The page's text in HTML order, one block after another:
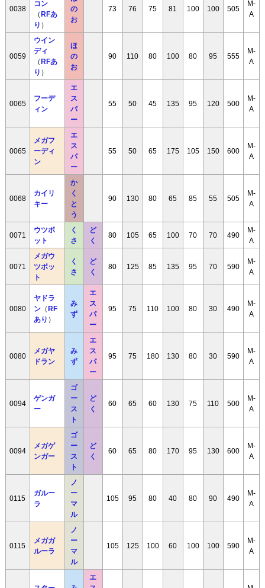
0038
コン
（ RFあ
り ）
の
お
73 76 75 81 100 100 505
M-
A
0059
ウイン
ディ
（ RFあ
り ）
ほ
の
お
90 110 80 100 80 95 555
M-
A
0065
フーデ
ィン
エ
ス
パ
ー
55 50 45 135 95 120 500
M-
A
0065
メガフ
ーディ
ン
エ
ス
パ
ー
55 50 65 175 105 150 600
M-
A
0068
カイリ
キー
か
く
と
う
90 130 80 65 85 55 505
M-
A
0071
ウツボ
ット
く
さ
ど
く
80 105 65 100 70 70 490
M-
A
0071
メガウ
ツボッ
ト
く
さ
ど
く
80 125 85 135 95 70 590
M-
A
0080
ヤドラ
ン（ RF
あり ）
み
ず
エ
ス
パ
ー
95 75 110 100 80 30 490
M-
A
0080
メガヤ
ドラン
み
ず
エ
ス
パ
ー
95 75 180 130 80 30 590
M-
A
0094
ゲンガ
ー
ゴ
ー
ス
ト
ど
く
60 65 60 130 75 110 500
M-
A
0094
メガゲ
ンガー
ゴ
ー
ス
ト
ど
く
60 65 80 170 95 130 600
M-
A
0115
ガルー
ラ
ノ
ー
マ
ル
105 95 80 40 80 90 490
M-
A
0115
メガガ
ルーラ
ノ
ー
マ
ル
105 125 100 60 100 100 590
M-
A
エ